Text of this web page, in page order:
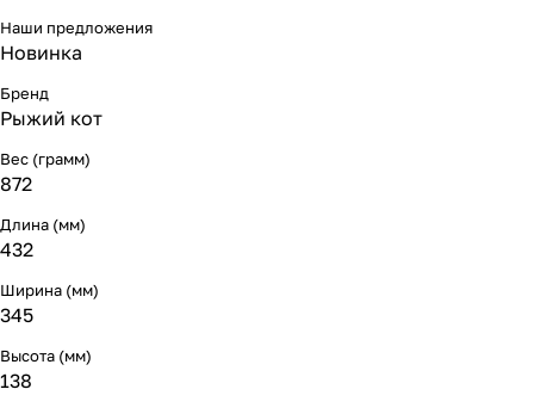
Наши предложения
Новинка
Бренд
Рыжий кот
Вес (грамм)
872
Длина (мм)
432
Ширина (мм)
345
Высота (мм)
138